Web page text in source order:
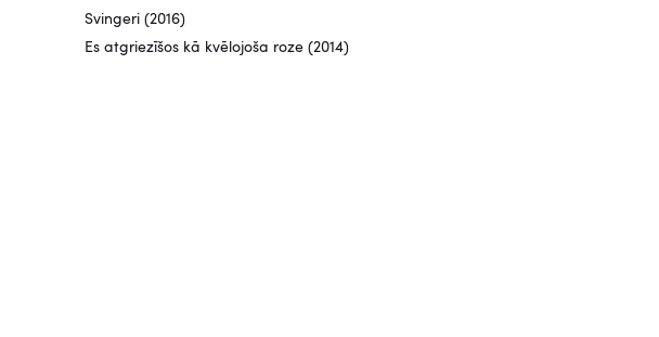
Svingeri (2016)
Es atgriezīšos kā kvēlojoša roze (2014)